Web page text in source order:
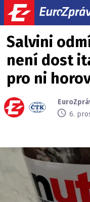
Salvini
není dost
pro ni
6.